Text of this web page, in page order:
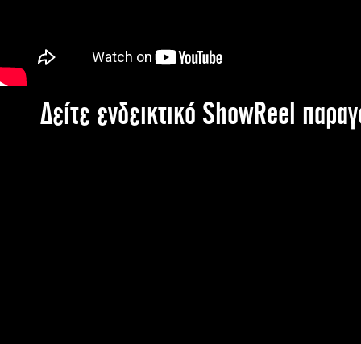
Δείτε ενδεικτικό ShowReel